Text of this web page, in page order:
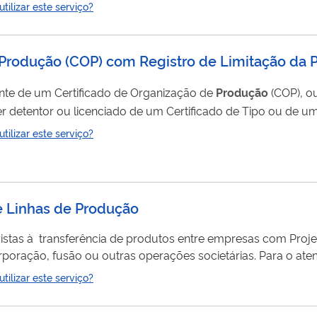
este serviço?
(COP) com Registro de Limitação da
de um Certificado de Organização de Produção(COP),
detentor ou licenciado de um Certificado de Tipo ou de
um COP segundo as Subpartes K ou O do RBAC 21.
este serviço?
Linhas de Produção
à transferência de produtos entre empresas com
outras operações societárias. Para o atendimento do pleito,
que transfere deverá estar em situação
produtos não cancelados poderão ser transferidos.
este serviço?